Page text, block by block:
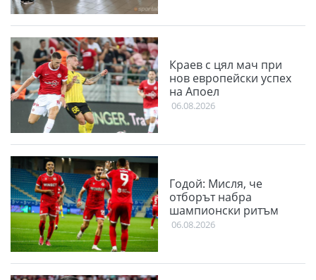
Краев с цял мач при
нов европейски успех
на Апоел
06.08.2026
Годой: Мисля, че
отборът набра
шампионски ритъм
06.08.2026